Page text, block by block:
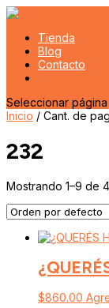
Tienda
Blog
Contacto
Seleccionar página
Inicio / Cant. de
232
Mostrando 1–9 de
$860.00